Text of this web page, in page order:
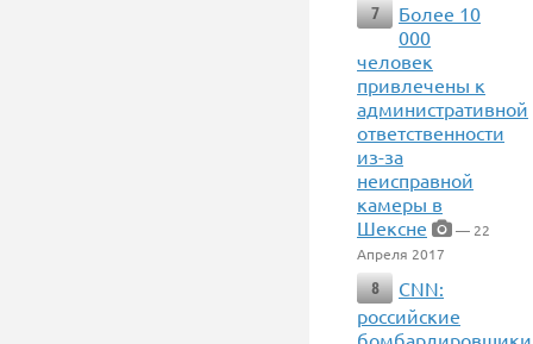
7
Более 10
000
человек
привлечены к
административной
ответственности
из-за
неисправной
камеры в
Шексне
— 22
Апреля 2017
8
CNN:
российские
бомбардировщики